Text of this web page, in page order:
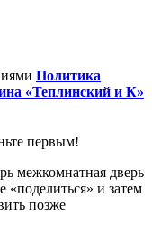
Политика
«Теплинский и К»
первым!
межкомнатная дверь
«поделиться» и затем
позже